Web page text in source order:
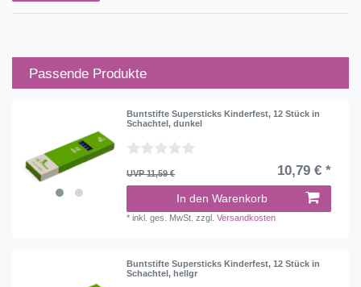
Passende Produkte
Buntstifte Supersticks Kinderfest, 12 Stück in
Schachtel, dunkel
UVP 11,59 € 10,79 € *
In den Warenkorb
*inkl. ges. MwSt. zzgl.Versandkosten
Buntstifte Supersticks Kinderfest, 12 Stück in
Schachtel, hellgr